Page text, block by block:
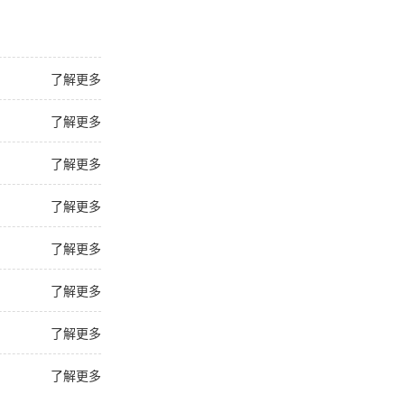
了解更多
了解更多
了解更多
了解更多
了解更多
了解更多
了解更多
了解更多